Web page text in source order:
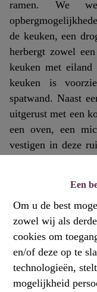
Een
Om u de best
zowel wij als
cookies om
en/of deze op te
technologieën,
mogelijkheid
ramen. We
de keuken, een
herbergt zowel
keuken met eiland
keuken is
spatwand. Naast
uitgerust met een
een oven, een
vestigen in deze
naar de leefruimte
De zuidgerichte
is vrij diep voor
verdieping ligt
badkamer, met
handige nis en
wasmachine en